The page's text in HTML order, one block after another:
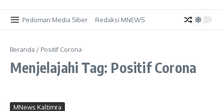
Pedoman Media Siber Redaksi MNEWS
Beranda / Positif Corona
Menjelajahi Tag: Positif Corona
MNews Kaltimra